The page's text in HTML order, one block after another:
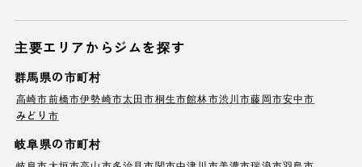
主要エリアからジムを探す
群馬県の市町村
高崎市前橋市伊勢崎市太田市桐生市館林市渋川市藤岡市安中市
みどり市
岐阜県の市町村